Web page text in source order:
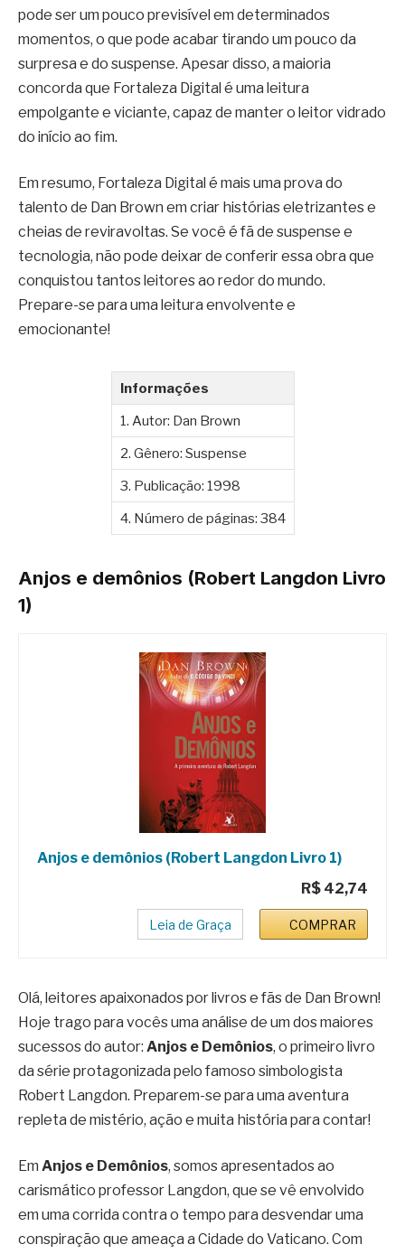
pode ser um pouco previsível em determinados
momentos, o que pode acabar tirando um pouco da
surpresa e do suspense. Apesar disso, a maioria
concorda que Fortaleza Digital é uma leitura
empolgante e viciante, capaz de manter o leitor vidrado
do início ao fim.
Em resumo, Fortaleza Digital é mais uma prova do
talento de Dan Brown em criar histórias eletrizantes e
cheias de reviravoltas. Se você é fã de suspense e
tecnologia, não pode deixar de conferir essa obra que
conquistou tantos leitores ao redor do mundo.
Prepare-se para uma leitura envolvente e
emocionante!
Informações
1. Autor: Dan Brown
2. Gênero: Suspense
3. Publicação: 1998
4. Número de páginas: 384
Anjos e demônios (Robert Langdon Livro
1)
Anjos e demônios (Robert Langdon Livro 1)
R$ 42,74
Leia de Graça COMPRAR
Olá, leitores apaixonados por livros e fãs de Dan Brown!
Hoje trago para vocês uma análise de um dos maiores
sucessos do autor: Anjos e Demônios, o primeiro livro
da série protagonizada pelo famoso simbologista
Robert Langdon. Preparem-se para uma aventura
repleta de mistério, ação e muita história para contar!
Em Anjos e Demônios, somos apresentados ao
carismático professor Langdon, que se vê envolvido
em uma corrida contra o tempo para desvendar uma
conspiração que ameaça a Cidade do Vaticano. Com